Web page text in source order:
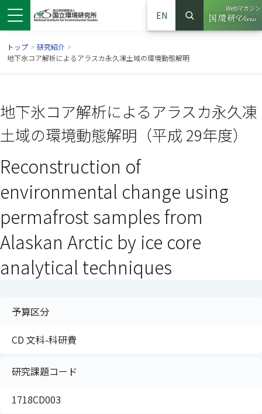
ウで開きます）
ンドウで開きます）
ウインドウで開きます）
EN
サイト内検索
検索
Webマガジン
（別ウイ
トップ > 研究紹介 >
地下氷コア解析によるアラスカ永久凍土域の環境動態解明
地下氷コア解析によるアラスカ永久凍
土域の環境動態解明（平成 29年度）
Reconstruction of
environmental change using
permafrost samples from
Alaskan Arctic by ice core
analytical techniques
予算区分
CD 文科-科研費
研究課題コード
1718CD003